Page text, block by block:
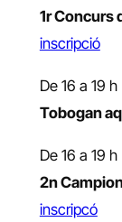
1r Concurs
inscripció
De 16 a 19
Tobogan
De 16 a 19
2n
inscripcó